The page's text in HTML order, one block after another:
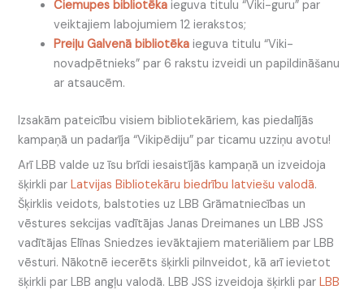
Ciemupes bibliotēka ieguva titulu “Viki-guru” par
veiktajiem labojumiem 12 ierakstos;
Preiļu Galvenā bibliotēka ieguva titulu “Viki-
novadpētnieks” par 6 rakstu izveidi un papildināšanu
ar atsaucēm.
Izsakām pateicību visiem bibliotekāriem, kas piedalījās
kampaņā un padarīja “Vikipēdiju” par ticamu uzziņu avotu!
Arī LBB valde uz īsu brīdi iesaistījās kampaņā un izveidoja
šķirkli parLatvijas Bibliotekāru biedrību latviešu valodā.
Šķirklis veidots, balstoties uz LBB Grāmatniecības un
vēstures sekcijas vadītājas Janas Dreimanes un LBB JSS
vadītājas Elīnas Sniedzes ievāktajiem materiāliem par LBB
vēsturi. Nākotnē iecerēts šķirkli pilnveidot, kā arī ievietot
šķirkli par LBB angļu valodā. LBB JSS izveidoja šķirkli parLBB